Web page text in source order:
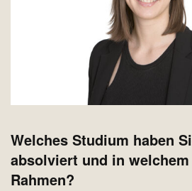
Welches Studium haben
absolviert und in
Rahmen?